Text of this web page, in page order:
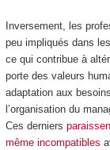
Inversement, les
peu impliqués dans
ce qui contribue à
porte des valeurs
adaptation aux
l’organisation du
Ces derniers
même incompatibles